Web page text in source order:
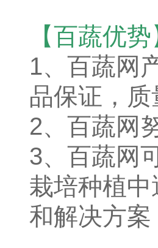
【百蔬优势
1、 百蔬网
品保证，
2、百蔬网
3、百蔬网
栽培种植
和解决方案